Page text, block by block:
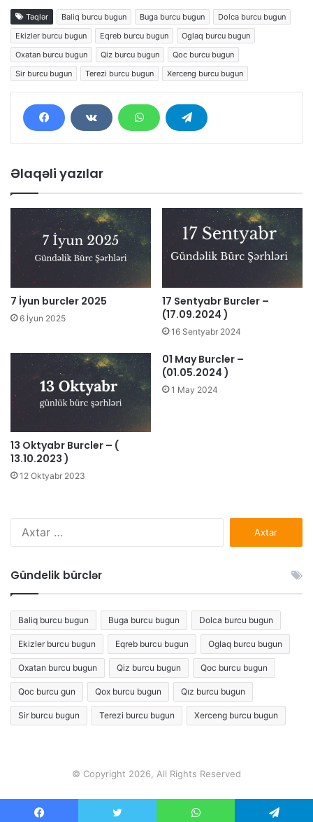
Təqlər Baliq burcu bugun Buga burcu bugun
Dolca burcu bugun
Ekizler burcu bugun
Eqreb burcu bugun
Oglaq burcu bugun
Oxatan burcu bugun
Qiz burcu bugun
Qoc burcu bugun
Sir burcu bugun
Terezi burcu bugun Xerceng burcu bugun
Əlaqəli yazılar
7 İyun burcler 2025
6 İyun 2025
17 Sentyabr Burcler –
(17.09.2024 )
16 Sentyabr 2024
13 Oktyabr Burcler – (
13.10.2023 )
12 Oktyabr 2023
01 May Burcler –
(01.05.2024 )
1 May 2024
Gündelik bürclər
Baliq burcu bugun Buga burcu bugun Dolca burcu bugun
Ekizler burcu bugun Eqreb burcu bugun Oglaq burcu bugun
Oxatan burcu bugun Qiz burcu bugun Qoc burcu bugun
Qoc burcu gun Qox burcu bugun Qız burcu bugun
Sir burcu bugun Terezi burcu bugun Xerceng burcu bugun
© Copyright 2026, All Rights Reserved